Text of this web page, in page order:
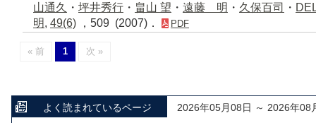
山通久
・ 坪井秀行 ・ 畠山 望 ・ 遠藤 明 ・ 久保百司 ・
明, 49(6) ，509 (2007)． PDF
« 前 1 次 »
よく読まれているページ 2026年05月08日 ～ 2026年08